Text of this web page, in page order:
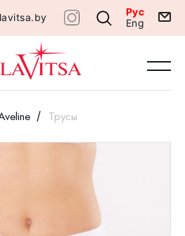
Рус
Eng
Трусы